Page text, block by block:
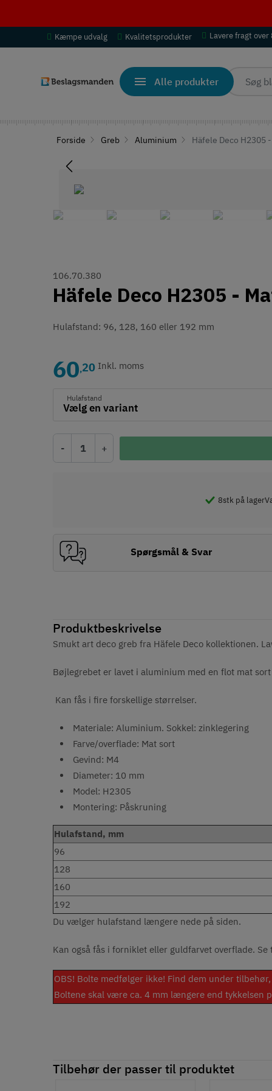
Kæmpe udvalg Kvalitetsprodukter Lavere fragt
Alle produkter
Forside Greb Aluminium Häfele Deco H2305
Produktbeskrivelse
Smukt art deco greb fra Häfele Deco kollektionen.
Bøjlegrebet er lavet i aluminium med en flot mat
Kan fås i fire forskellige størrelser.
Materiale: Aluminium. Sokkel: zinklegering
Farve/overflade: Mat sort
Gevind: M4
Diameter: 10 mm
Model: H2305
Montering: Påskruning
Hulafstand, mm
96
128
160
192
Du vælger hulafstand længere nede på siden.
Kan også fås i forniklet eller guldfarvet overflade. Se
OBS! Bolte medfølger ikke! Find dem under
Boltene skal være ca. 4 mm længere end tykkelsen
Tilbehør der passer til produktet
106.70.380
Häfele Deco H2305 -
Hulafstand: 96, 128, 160 eller 192 mm
60,20 Inkl. moms
Hulafstand
- +
8stk på lager
Spørgsmål & Svar